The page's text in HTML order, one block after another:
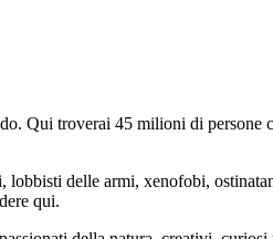
Qui troverai 45 milioni di persone
delle armi, xenofobi,
qui.